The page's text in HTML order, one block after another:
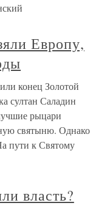
Европу,
конец Золотой
султан Саладин
рыцари
святыню. Однако
пути к Святому
власть?